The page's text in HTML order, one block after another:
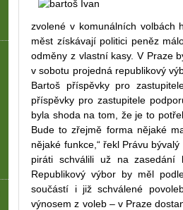
zvolené v komunálních volbách
měst získávají politici peněz
odměny z vlastní kasy. V Praze
v sobotu projedná republikový
Bartoš příspěvky pro
příspěvky pro zastupitele
byla shoda na tom, že je to
Bude to zřejmě forma nějaké
nějaké funkce,“ řekl Právu
piráti schválili už na zasedání
Republikový výbor by měl
součástí i již schválené
výnosem z voleb – v Praze